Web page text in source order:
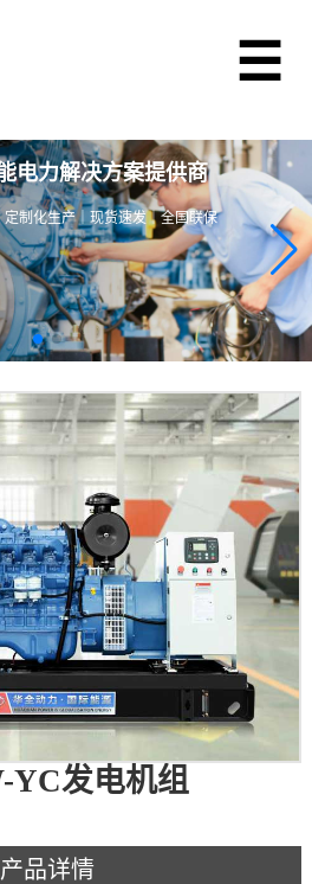
电力解决方案提供商
定制化生产｜现货速发｜全国联保
YC发电机组
产品详情